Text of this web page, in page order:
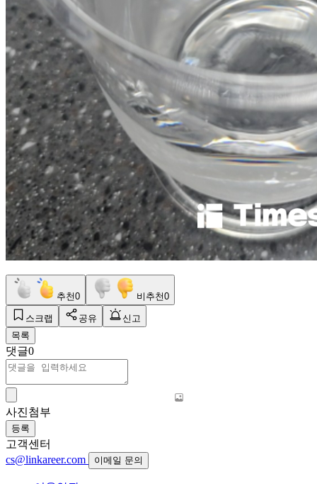
추천0 비추천0
스크랩 공유
신고
목록
댓글0
사진첨부
등록
고객센터
cs@linkareer.com
이메일 문의